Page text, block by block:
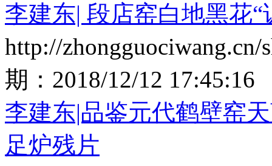
李建东| 段店窑白地黑花
http://zhongguociwang.cn/
期： 2018/12/12 17:45:16
李建东|品鉴元代鹤壁窑
足炉残片